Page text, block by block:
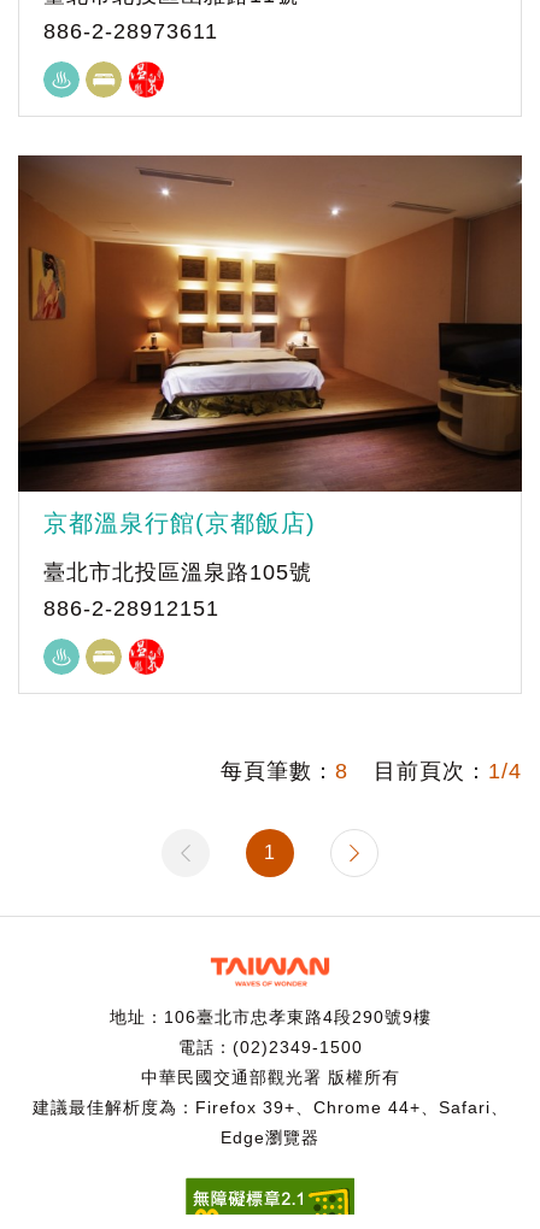
886-2-28973611
京都溫泉行館(京都飯店)
臺北市北投區溫泉路105號
886-2-28912151
每頁筆數： 8 目前頁次： 1/4
1
地址：106臺北市忠孝東路4段290號9樓
電話：(02)2349-1500
中華民國交通部觀光署 版權所有
建議最佳解析度為：Firefox 39+、Chrome 44+、Safari、
Edge瀏覽器